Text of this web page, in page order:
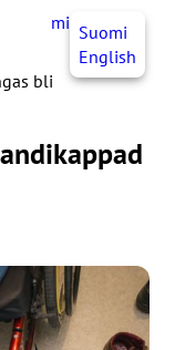
mittJHL SV
Suomi
English
bli